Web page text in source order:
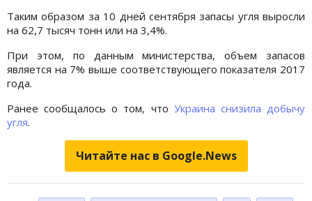
Таким образом за 10 дней сентября запасы угля выросли
на 62,7 тысяч тонн или на 3,4%.
При этом, по данным министерства, объем запасов
является на 7% выше соответствующего показателя 2017
года.
Ранее сообщалось о том, что Украина снизила добычу
угля.
Читайте нас в Google.News